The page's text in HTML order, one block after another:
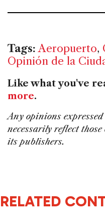
Tags: Aeropuerto,
Opinión de la
Like what you've
more.
Any opinions
necessarily reflect
its publishers.
RELATED